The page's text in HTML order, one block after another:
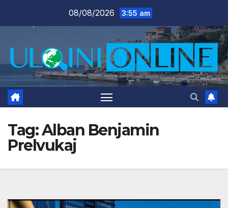
08/08/2026 3:55 am
Tag:Alban Benjamin
Prelvukaj